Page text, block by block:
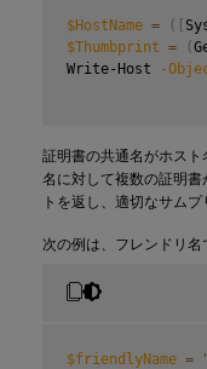
$HostName = ( [
$Thumbprint = (
Write-Host
-
証明書の共通名がホス
名に対して複数の証明
トを返し、適切なサム
次の例は、フレンドリ名
$friendlyName =